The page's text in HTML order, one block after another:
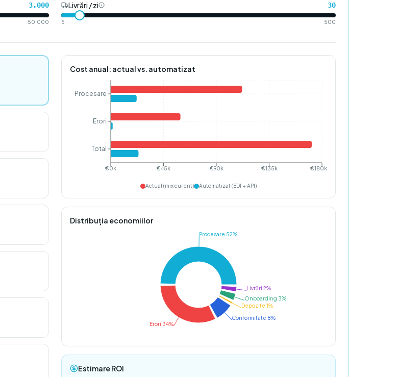
3.000
50.000
Livrări / zi 30
5 500
Cost anual: actual vs. automatizat
€0k €45k €90k €135k €180k
Procesare
Erori
Total
Actual (mix curent) Automatizat (EDI + API)
Distribuția economiilor
Procesare 52%
Erori 34%
Conformitate 8%
Depozite 1%
Onboarding 3%
Livrări 2%
Estimare ROI